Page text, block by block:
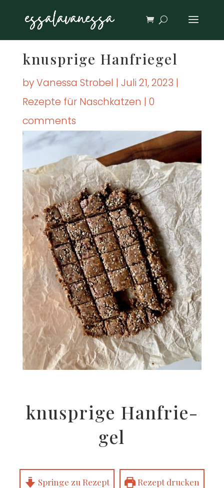
knusp­ri­ge Han­frie­gel
byVanessa Strobel | Juli 21, 2023 |
Rezepte für Naschkatzen | 0
comments
knusp­ri­ge Han­frie­
gel
Sprin­ge zu Rezept Rezept dru­cken